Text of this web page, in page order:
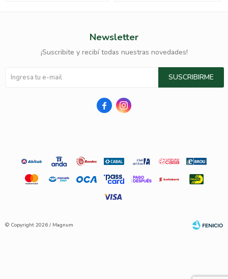
Newsletter
¡Suscribite y recibí todas nuestras novedades!
SUSCRIBIRME
 
© Copyright 2026 / Magnum